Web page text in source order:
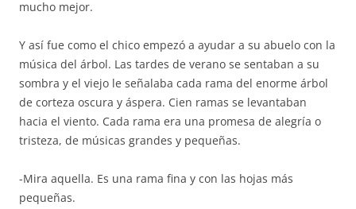
mucho mejor.
Y así fue como el chico empezó a ayudar a su abuelo con la
música del árbol. Las tardes de verano se sentaban a su
sombra y el viejo le señalaba cada rama del enorme árbol
de corteza oscura y áspera. Cien ramas se levantaban
hacia el viento. Cada rama era una promesa de alegría o
tristeza, de músicas grandes y pequeñas.
-Mira aquella. Es una rama fina y con las hojas más
pequeñas.